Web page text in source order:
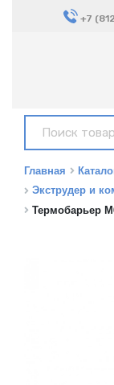
+7
Главная
Экструдер и
Термобарьер